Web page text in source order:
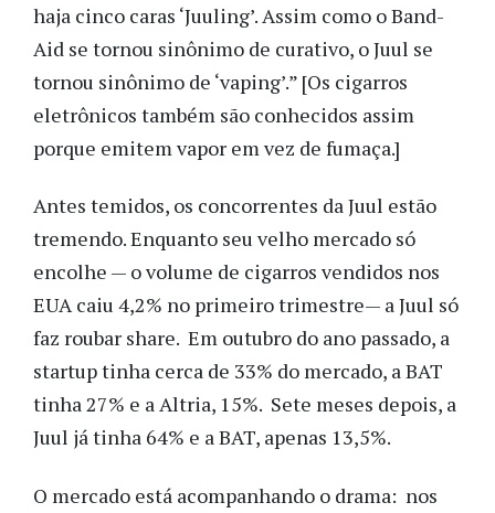
haja cinco caras ‘Juuling’. Assim como o Band-
Aid se tornou sinônimo de curativo, o Juul se
tornou sinônimo de ‘vaping’.” [Os cigarros
eletrônicos também são conhecidos assim
porque emitem vapor em vez de fumaça.]
Antes temidos, os concorrentes da Juul estão
tremendo. Enquanto seu velho mercado só
encolhe — o volume de cigarros vendidos nos
EUA caiu 4,2% no primeiro trimestre— a Juul só
faz roubar share. Em outubro do ano passado, a
startup tinha cerca de 33% do mercado, a BAT
tinha 27% e a Altria, 15%. Sete meses depois, a
Juul já tinha 64% e a BAT, apenas 13,5%.
O mercado está acompanhando o drama: nos